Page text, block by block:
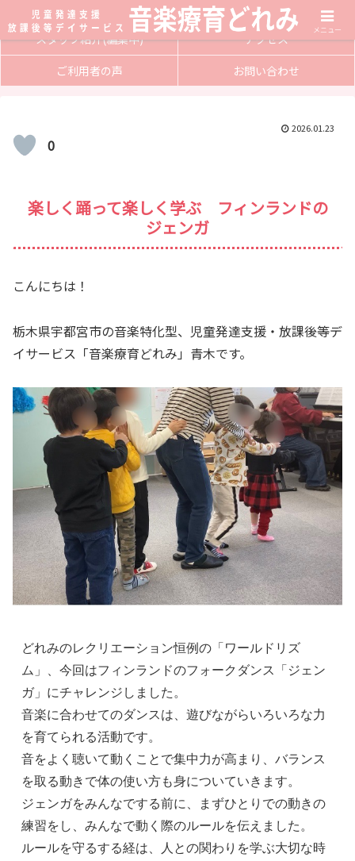
サービス内容
入会方法
スタッフ紹介(編集中)
アクセス
ご利用者の声
お問い合わせ
2026.01.23
0
楽しく踊って楽しく学ぶ フィンランドの
ジェンガ
こんにちは！
栃木県宇都宮市の音楽特化型、児童発達支援・放課後等デ
イサービス「音楽療育どれみ」青木です。
どれみのレクリエーション恒例の「ワールドリズ
ム」、今回はフィンランドのフォークダンス「ジェン
ガ」にチャレンジしました。
音楽に合わせてのダンスは、遊びながらいろいろな力
を育てられる活動です。
音をよく聴いて動くことで集中力が高まり、バランス
を取る動きで体の使い方も身についていきます。
ジェンガをみんなでする前に、まずひとりでの動きの
練習をし、みんなで動く際のルールを伝えました。
ルールを守るする経は、人との関わりを学ぶ大切な時
メニュー